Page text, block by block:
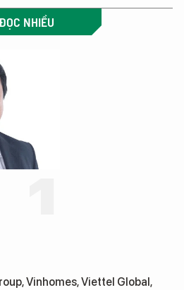
ĐỌC NHIỀU
Vinhomes, Viettel Global,